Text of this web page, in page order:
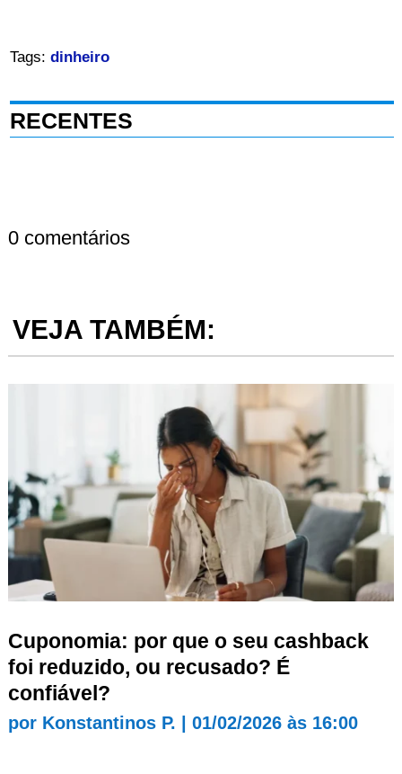
Tags: dinheiro
RECENTES
0 comentários
VEJA TAMBÉM:
Cuponomia: por que o seu cashback
foi reduzido, ou recusado? É
confiável?
por Konstantinos P. 01/02/2026 às 16:00